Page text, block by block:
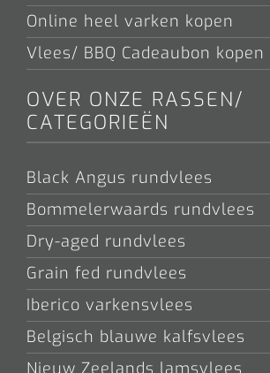
Online heel varken kopen
Vlees/ BBQ Cadeaubon kopen
OVER ONZE RASSEN/
CATEGORIEËN
Black Angus rundvlees
Bommelerwaards rundvlees
Dry-aged rundvlees
Grain fed rundvlees
Iberico varkensvlees
Belgisch blauwe kalfsvlees